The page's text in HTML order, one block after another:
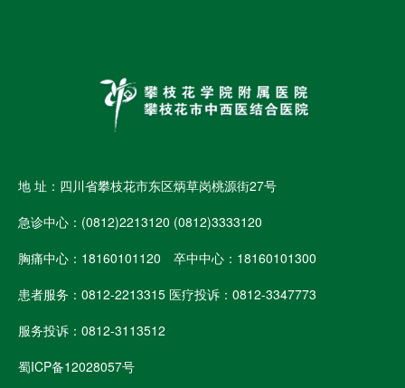
地 址：四川省攀枝花市东区炳草岗桃源街27号
急诊中心：(0812)2213120 (0812)3333120
胸痛中心：18160101120 卒中中心：18160101300
患者服务：0812-2213315 医疗投诉：0812-3347773
服务投诉：0812-3113512
蜀ICP备12028057号